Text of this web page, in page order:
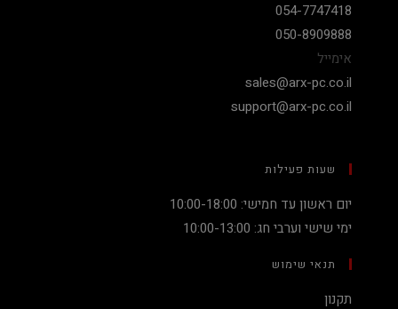
054-7747418
050-8909888
אימייל
sales@arx-pc.co.il
support@arx-pc.co.il
שעות פעילות
יום ראשון עד חמישי: 10:00-18:00
ימי שישי וערבי חג: 10:00-13:00
תנאי שימוש
תקנון